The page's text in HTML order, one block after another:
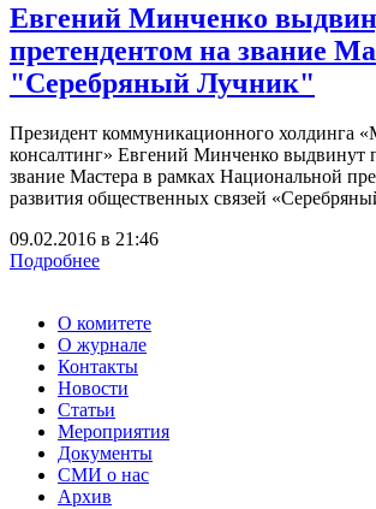
Евгений Минченко
претендентом на звание
"Серебряный Лучник"
Президент коммуникационного холдинга
консалтинг» Евгений Минченко выдвинут
звание Мастера в рамках Национальной
развития общественных связей
09.02.2016 в 21:46
Подробнее
О комитете
О журнале
Контакты
Новости
Статьи
Мероприятия
Документы
СМИ о нас
Архив